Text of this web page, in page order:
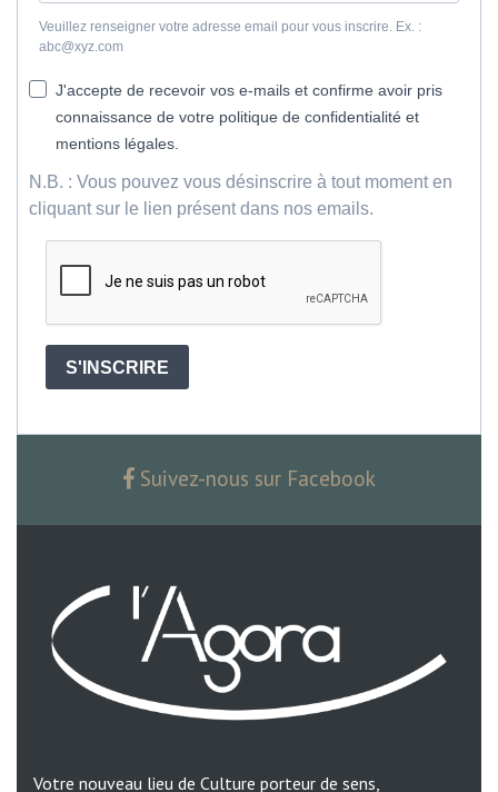
Veuillez renseigner votre adresse email pour vous inscrire. Ex. :
abc@xyz.com
J'accepte de recevoir vos e-mails et confirme avoir pris
connaissance de votre politique de confidentialité et
mentions légales.
N.B. : Vous pouvez vous désinscrire à tout moment en
cliquant sur le lien présent dans nos emails.
S'INSCRIRE
Suivez-nous sur Facebook
Votre nouveau lieu de Culture porteur de sens,